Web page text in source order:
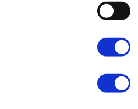
is goed betaalbaar en
zijn (deels) van jou. Je hebt